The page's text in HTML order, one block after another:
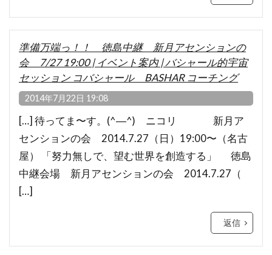
準備万端っ！！ 徳島中継 新月アセンションの
会 7/27 19:00 | イベント案内 | バシャール的宇宙
セッション コバシャール BASHAR コーチング
2014年7月22日 19:08
[…] 待ってま〜す。(^―^) ニコリ 新月ア
センションの会 2014.7.27（日）19:00〜（名古
屋） 「努力無しで、望む世界を創造する」 徳島
中継会場 新月アセンションの会 2014.7.27（
[…]
返信